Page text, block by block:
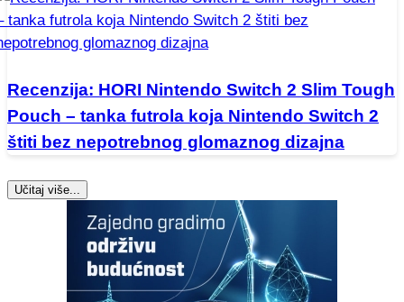
Recenzija: HORI Nintendo Switch 2 Slim Tough
Pouch – tanka futrola koja Nintendo Switch 2
štiti bez nepotrebnog glomaznog dizajna
Učitaj više...